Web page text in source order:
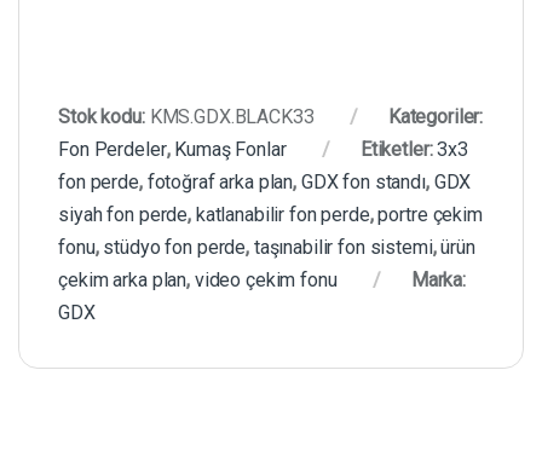
Stok kodu: KMS.GDX.BLACK33
Kategoriler:
Fon Perdeler, Kumaş Fonlar Etiketler:3x3
fon perde, fotoğraf arka plan, GDX fon standı, GDX
siyah fon perde, katlanabilir fon perde,portre çekim
fonu, stüdyo fon perde, taşınabilir fon sistemi,ürün
çekim arka plan, video çekim fonu
Marka:
GDX